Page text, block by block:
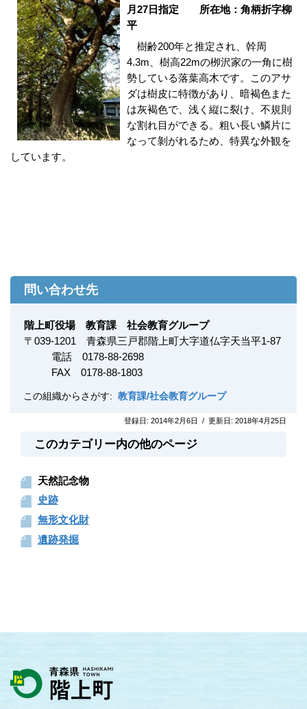
月27日指定 所在地：角柄折字柳
平
樹齢200年と推定され、幹周
4.3m、樹高22mの栁沢家の一角に樹
勢している落葉高木です。このアサ
ダは樹皮に特徴があり、暗褐色また
は灰褐色で、浅く縦に裂け、不規則
な割れ目ができる。粗い長い鱗片に
なって剝がれるため、特異な外観を
しています。
問い合わせ先
階上町役場 教育課 社会教育グループ
〒 039-1201
青森県三戸郡階上町大字道仏字天当平1-87
電話 0178-88-2698
FAX 0178-88-1803
この組織からさがす: 教育課/社会教育グループ
登録日: 2014年2月6日 / 更新日: 2018年4月25日
このカテゴリー内の他のページ
天然記念物
史跡
無形文化財
遺跡発掘